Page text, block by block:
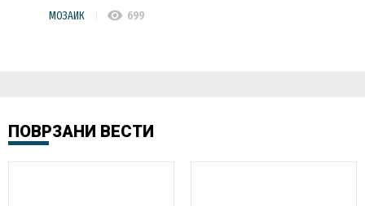
МОЗАИК visibility 699
ПОВРЗАНИ ВЕСТИ